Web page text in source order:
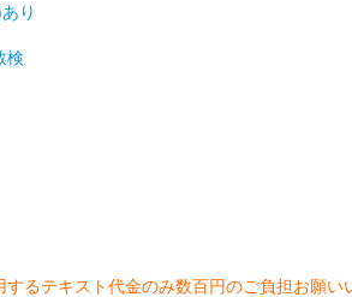
り
検
るテキスト代金のみ数百円のご負担お願い